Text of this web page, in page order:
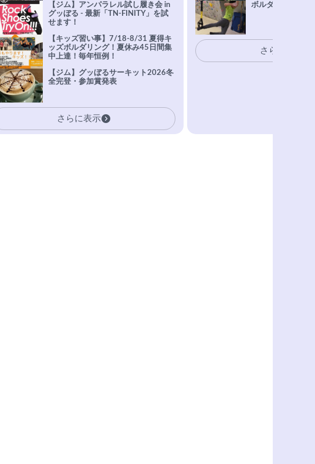
【ジム】アンパラレル試し履き会 in
グッぼる - 最新「TN-FINITY」を試
せます！
【キッズ習い事】7/18-8/31 夏得キ
ッズボルダリング！夏休み45日間集
中上達！毎年恒例！
【ジム】グッぼるサーキット2026冬
全完登・参加賞発表
さらに表示
ボルダリングトレ
さらに表示